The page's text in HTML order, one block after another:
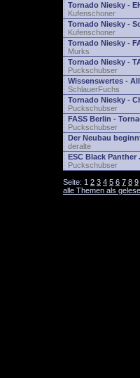
Tornado Niesky -
Kufenschoner
Tornado Niesky -
Kufenschoner
Tornado Niesky -
Murks
Tornado Niesky -
Puckschubser
Wissenswertes -
SchlauerFuchs
Tornado Niesky -
Puckschubser
FASS Berlin -
Puckschubser
Der Neubau
deralte
ESC Black Panther
Puckschubser
Seite: 1 2 3 4 5 6 7 8 9
alle Themen als